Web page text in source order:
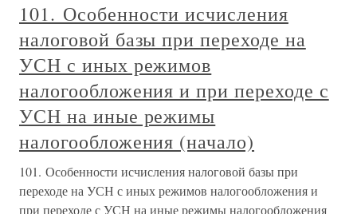
101. Особенности исчисления
налоговой базы при переходе на
УСН с иных режимов
налогообложения и при переходе с
УСН на иные режимы
налогообложения (начало)
101. Особенности исчисления налоговой базы при
переходе на УСН с иных режимов налогообложения и
при переходе с УСН на иные режимы налогообложения